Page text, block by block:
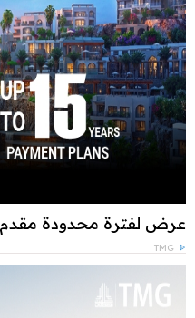
عرض لفترة محدودة مقدم 1.5% و تقسيط علي 15 سنة
TMG